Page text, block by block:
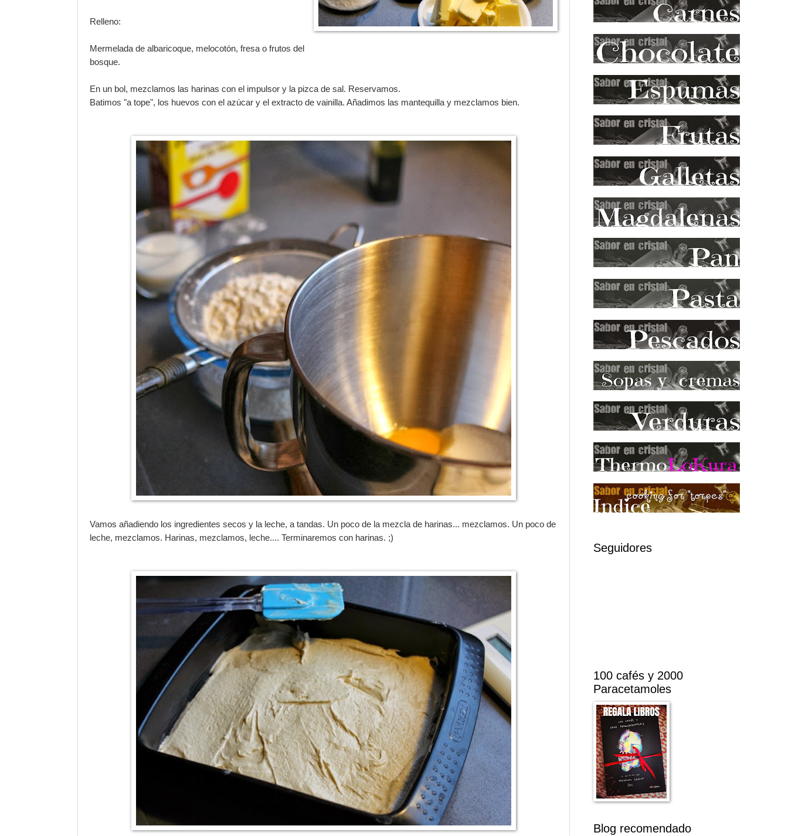
Relleno:
Mermelada de albaricoque, melocotón, fresa o frutos del
bosque.
En un bol, mezclamos las harinas con el impulsor y la pizca de sal. Reservamos.
Batimos "a tope", los huevos con el azúcar y el extracto de vainilla. Añadimos las mantequilla y mezclamos bien.
Vamos añadiendo los ingredientes secos y la leche, a tandas. Un poco de la mezcla de harinas... mezclamos. Un poco de
leche, mezclamos. Harinas, mezclamos, leche.... Terminaremos con harinas. ;)
Seguidores
100 cafés y 2000
Paracetamoles
Blog recomendado